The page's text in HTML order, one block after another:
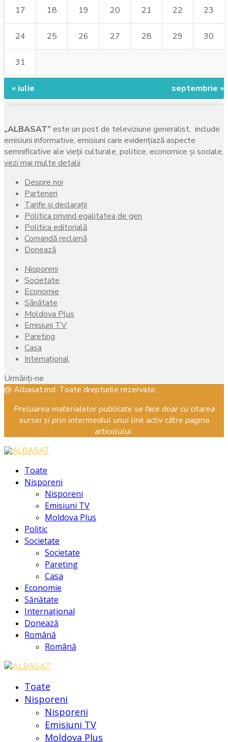
17 18 19 20 21 22 23
24 25 26 27 28 29 30
31
« iulie septembrie »
„ALBASAT” este un post de televiziune generalist, include
emisiuni informative, emisiuni care evidenţiază aspecte
semnificative ale vieţii culturale, politice, economice şi sociale,
vezi mai multe detalii
Despre noi
Parteneri
Tarife și declarații
Politica privind egalitatea de gen
Politica editorială
Comandă reclamă
Donează
Nisporeni
Societate
Economie
Sănătate
Moldova Plus
Emisiuni TV
Pareting
Casa
Internațional
Urmăriți-ne
Facebook
Instagram
Youtube
@ Albasat.md. Toate drepturile rezervate.
Preluarea materialelor publicate se face doar cu citarea
sursei și prin intermediul unui link activ către pagina
articolului.
Toate
Nisporeni
Nisporeni
Emisiuni TV
Moldova Plus
Politic
Societate
Societate
Pareting
Casa
Economie
Sănătate
Internațional
Donează
Română
Română
Toate
Nisporeni
Nisporeni
Emisiuni TV
Moldova Plus